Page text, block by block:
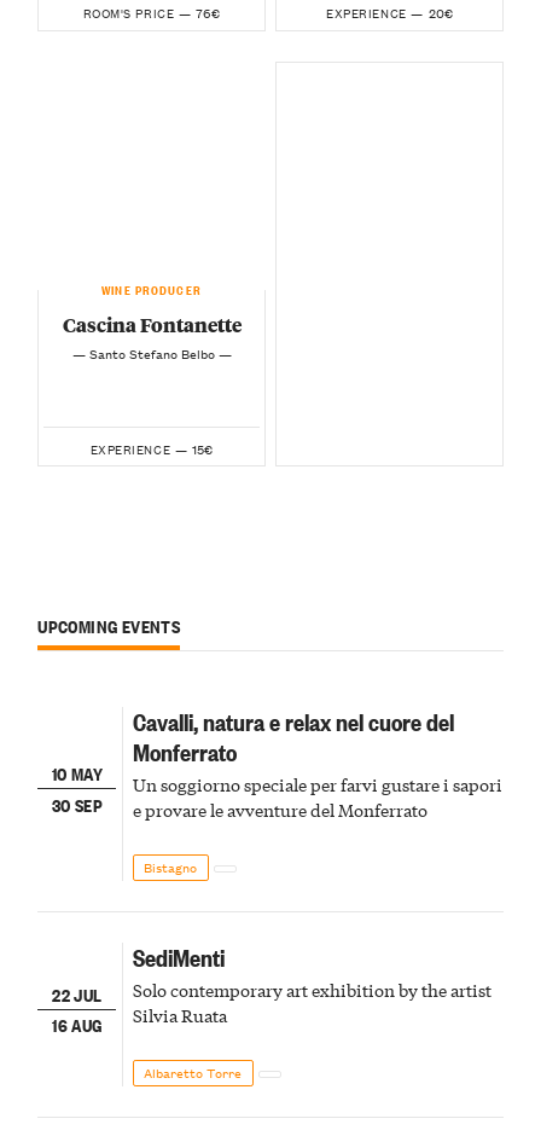
ROOM'S PRICE — 76€ EXPERIENCE — 20€
WINE PRODUCER
Cascina Fontanette
— Santo Stefano Belbo —
EXPERIENCE — 15€
UPCOMING EVENTS
10 MAY
30 SEP
Cavalli, natura e relax nel cuore del
Monferrato
Un soggiorno speciale per farvi gustare i sapori
e provare le avventure del Monferrato
Bistagno
22 JUL
16 AUG
SediMenti
Solo contemporary art exhibition by the artist
Silvia Ruata
Albaretto Torre